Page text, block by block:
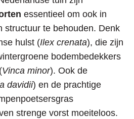
essentieel om ook in
structuur te behouden. Denk
hulst (Ilex crenata), die zijn
bodembedekkers
Vinca minor). Ook de
davidii) en de prachtige
strenge vorst moeiteloos.